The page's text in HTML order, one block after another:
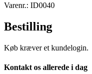
Varenr.: ID0040
Bestilling
Køb kræver et kundelogin.
Kontakt os allerede i dag